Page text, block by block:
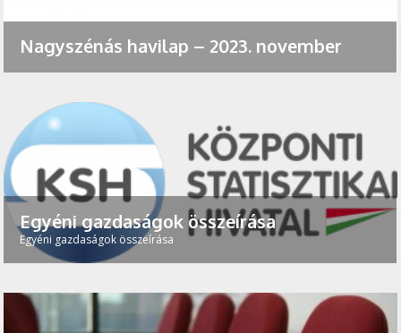
Nagyszénás havilap – 2023. november
Egyéni gazdaságok összeírása
Egyéni gazdaságok összeírása